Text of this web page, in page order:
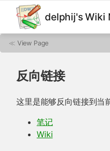
delphij's Wiki
≪ View Page
反向链接
这里是能够反向链接到当
笔记
Wiki